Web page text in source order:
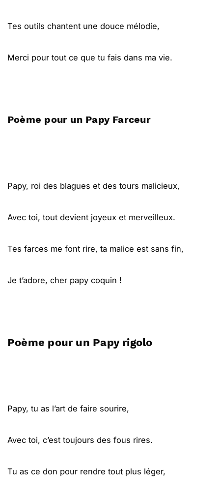
Tes outils chantent une douce mélodie,
Merci pour tout ce que tu fais dans ma vie.
Poème pour un Papy Farceur
Papy, roi des blagues et des tours malicieux,
Avec toi, tout devient joyeux et merveilleux.
Tes farces me font rire, ta malice est sans fin,
Je t’adore, cher papy coquin !
Poème pour un Papy rigolo
Papy, tu as l’art de faire sourire,
Avec toi, c’est toujours des fous rires.
Tu as ce don pour rendre tout plus léger,